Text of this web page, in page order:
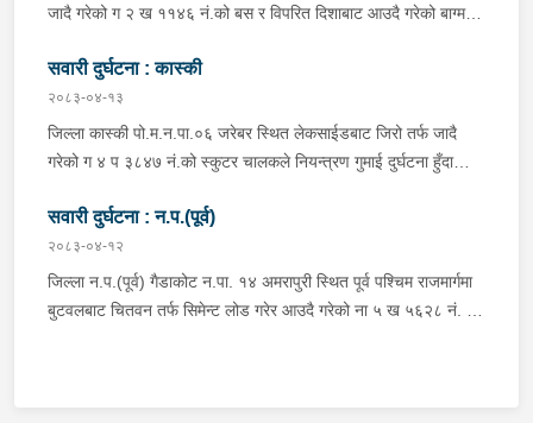
प्रतिबन्धित लागुऔषध फेनारागन ११ एम्पुल, डाइजेपाम ११ एम्पुल, नुर्फिन ११
भइरहेको ।
जादै गरेको ग २ ख ११४६ नं.को बस र विपरित दिशाबाट आउदै गरेको बाग्मती
जिल्ला गोरखा सहिदलखन गा.पा.१ बक्राङ बस्ने वर्ष ३४ को विवश वि.क,
सवार वर्ष २७ को शंकर बिश्वकर्मा, शंकर वि.क को छोरी १५ महिनाकी प्रभा
विश्वकर्मा, बस चालक जिल्ला गोरखा पालुङटार न.पा.६ बस्ने वर्ष ३० को
मिलन गुरुङ. गोरखा न.पा.१३ देउराली बस्ने वर्ष ४२ को कृष्णा राम नराल
पठाएको ।
सवारी दुर्घटना : कास्की
२०८३-०४-१३
जिल्ला कास्की पो.म.न.पा.०६ जरेबर स्थित लेकसाईडबाट जिरो तर्फ जादै
गरेको ग ४ प ३८४७ नं.को स्कुटर चालकले नियन्त्रण गुमाई दुर्घटना हुँदा
अर्चलबोट बस्ने बर्ष २४ कि शान्ति नेपाली घाईते भई उपचारको लागि G.M.C
अस्पताल पठाइएको ।
सवारी दुर्घटना : न.प.(पूर्व)
२०८३-०४-१२
जिल्ला न.प.(पूर्व) गैडाकोट न.पा. १४ अमरापुरी स्थित पूर्व पश्चिम राजमार्गमा
बुटवलबाट चितवन तर्फ सिमेन्ट लोड गरेर आउदै गरेको ना ५ ख ५६२८ नं. को